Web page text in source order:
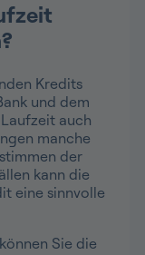
Kredits
und dem
auch
manche
der
kann die
eine sinnvolle
Sie die